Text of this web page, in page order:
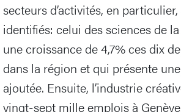
secteurs d’activités, en
identifiés: celui des sciences de
une croissance de 4,7% ces dix
dans la région et qui présente
ajoutée. Ensuite, l’industrie
vingt-sept mille emplois à